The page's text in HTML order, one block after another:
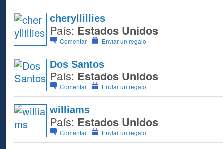
cheryllillies
País: Estados Unidos
Comentar Enviar un regalo
Dos Santos
País: Estados Unidos
Comentar Enviar un regalo
williams
País: Estados Unidos
Comentar Enviar un regalo